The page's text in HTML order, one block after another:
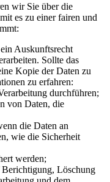
wir Sie über die
es zu einer fairen und
Auskunftsrecht
Sollte das
Kopie der Daten zu
zu erfahren:
durchführen;
von Daten, die
die Daten an
wie die Sicherheit
werden;
Berichtigung, Löschung